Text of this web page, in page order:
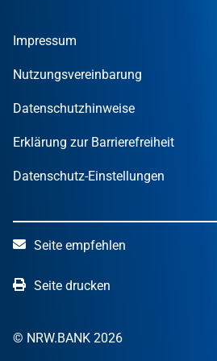
Finanzpublikationen
Öffentliche Kunden
STARTERCENTER NRW
NRW.Venture
Impressum
Nutzungsvereinbarung
Datenschutzhinweise
Erklärung zur Barrierefreiheit
Datenschutz-Einstellungen
Seite empfehlen
Seite drucken
© NRW.BANK 2026